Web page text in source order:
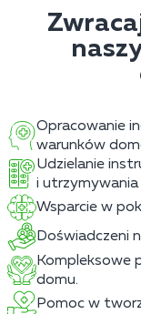
Opracowanie
warunków
Udzielanie
i utrzymywania
Wsparcie w
Doświadczeni
Kompleksowe
domu.
Pomoc w